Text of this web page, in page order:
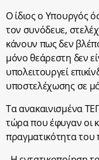
Ο ίδιος ο Υπουργός
τον συνόδευε,
κάνουν πως δεν
μόνο θεάρεστη δεν
υπολειτουργεί
υποστελέχωσης σε
Τα ανακαινισμένα
τώρα που έφυγαν οι
πραγματικότητα